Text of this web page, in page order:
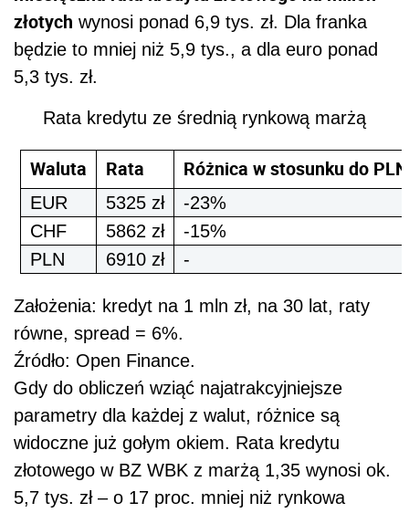
złotych wynosi ponad 6,9 tys. zł. Dla franka
będzie to mniej niż 5,9 tys., a dla euro ponad
5,3 tys. zł.
Rata kredytu ze średnią rynkową marżą
Waluta Rata Różnica w stosunku do PLN
EUR 5325 zł
-23%
CHF
5862 zł
-15%
PLN
6910 zł -
Założenia: kredyt na 1 mln zł, na 30 lat, raty
równe, spread = 6%.
Źródło: Open Finance.
Gdy do obliczeń wziąć najatrakcyjniejsze
parametry dla każdej z walut, różnice są
widoczne już gołym okiem. Rata kredytu
złotowego w BZ WBK z marżą 1,35 wynosi ok.
5,7 tys. zł – o 17 proc. mniej niż rynkowa